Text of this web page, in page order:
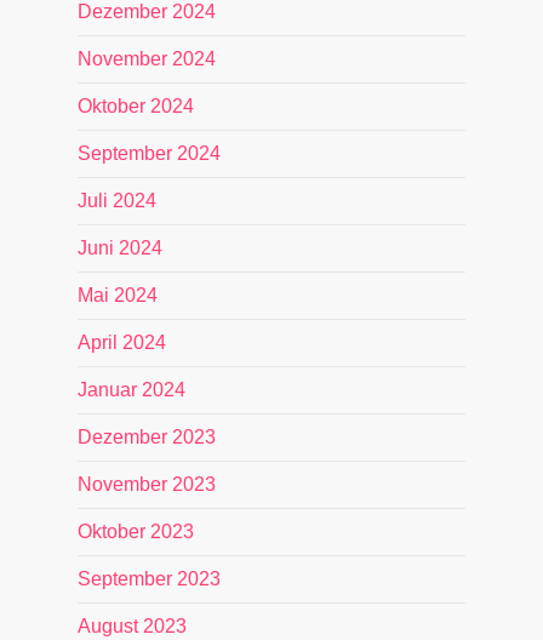
Dezember 2024
November 2024
Oktober 2024
September 2024
Juli 2024
Juni 2024
Mai 2024
April 2024
Januar 2024
Dezember 2023
November 2023
Oktober 2023
September 2023
August 2023